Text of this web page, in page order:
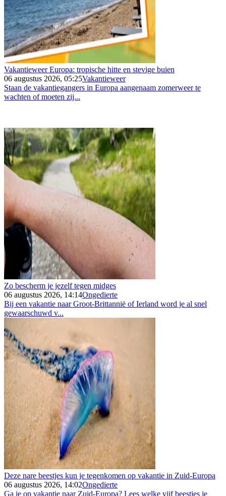
Vakantieweer Europa: tropische hitte en stevige buien
06 augustus 2026, 05:25Vakantieweer
Staan de vakantiegangers in Europa aangenaam zomerweer te
wachten of moeten zij...
Zo bescherm je jezelf tegen midges
06 augustus 2026, 14:14Ongedierte
Bij een vakantie naar Groot-Brittannië of Ierland word je al snel
gewaarschuwd v...
Deze nare beestjes kun je tegenkomen op vakantie in Zuid-Europa
06 augustus 2026, 14:02Ongedierte
Ga je op vakantie naar Zuid-Europa? Lees welke vijf beestjes je